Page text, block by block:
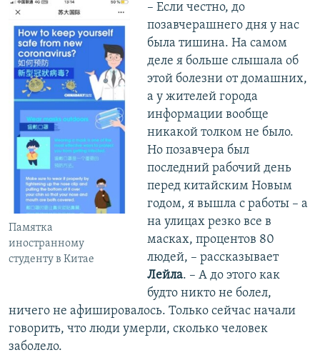
Памятка
иностранному
студенту в Китае
– Если честно, до
позавчерашнего дня у нас
была тишина. На самом
деле я больше слышала об
этой болезни от домашних,
а у жителей города
информации вообще
никакой толком не было.
Но позавчера был
последний рабочий день
перед китайским Новым
годом, я вышла с работы – а
на улицах резко все в
масках, процентов 80
людей, – рассказывает
Лейла. – А до этого как
будто никто не болел,
ничего не афишировалось. Только сейчас начали
говорить, что люди умерли, сколько человек
заболело.